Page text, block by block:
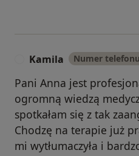
Kamila Numer
Pani Anna jest
ogromną wiedzą
spotkałam się z tak
Chodzę na terapie już
mi wytłumaczyła i